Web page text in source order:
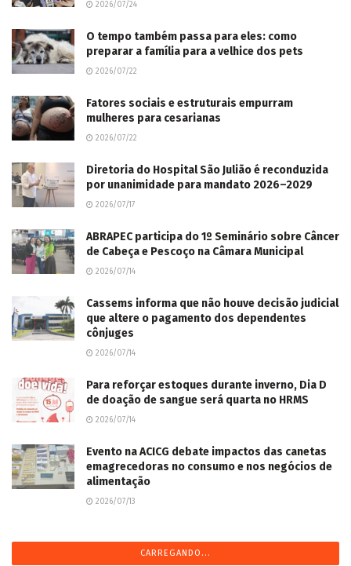
2026/07/24
O tempo também passa para eles: como
preparar a família para a velhice dos pets
2026/07/22
Fatores sociais e estruturais empurram
mulheres para cesarianas
2026/07/22
Diretoria do Hospital São Julião é reconduzida
por unanimidade para mandato 2026–2029
2026/07/17
ABRAPEC participa do 1º Seminário sobre Câncer
de Cabeça e Pescoço na Câmara Municipal
2026/07/14
Cassems informa que não houve decisão judicial
que altere o pagamento dos dependentes
cônjuges
2026/07/14
Para reforçar estoques durante inverno, Dia D
de doação de sangue será quarta no HRMS
2026/07/14
Evento na ACICG debate impactos das canetas
emagrecedoras no consumo e nos negócios de
alimentação
2026/07/13
CARREGANDO...